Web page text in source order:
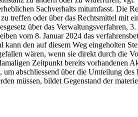
Sachverhalts mitumfasst. Die
treffen oder über das Rechtsmittel mit
über das Verwaltungsverfahren,
vom 8. Januar 2024 das
den auf diesem Weg eingeholten
wären, wenn sie direkt durch die
Zeitpunkt bereits vorhandenen
abschliessend über die Umteilung
müssen, bildet Gegenstand der